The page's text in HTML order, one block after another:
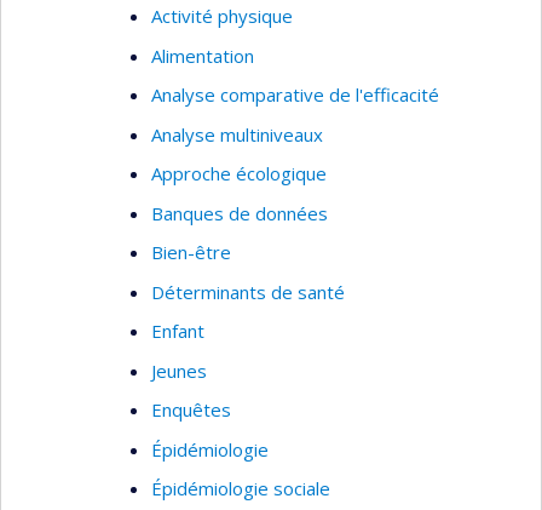
d’itinérances
Analyse de politiques publiques;
gouvernance ancrée dans des données
probantes
Sciences sociales de la santé, anthropologie
médicale, santé publique
Réalités autochtones urbaines
Activité physique
Alimentation
Analyse comparative de l'efficacité
Analyse multiniveaux
Approche écologique
Banques de données
Bien-être
Déterminants de santé
Enfant
Jeunes
Enquêtes
Épidémiologie
Épidémiologie sociale